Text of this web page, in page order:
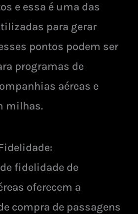
e essa é uma das
para gerar
pontos podem ser
programas de
aéreas e
milhas.
fidelidade de
oferecem a
compra de passagens